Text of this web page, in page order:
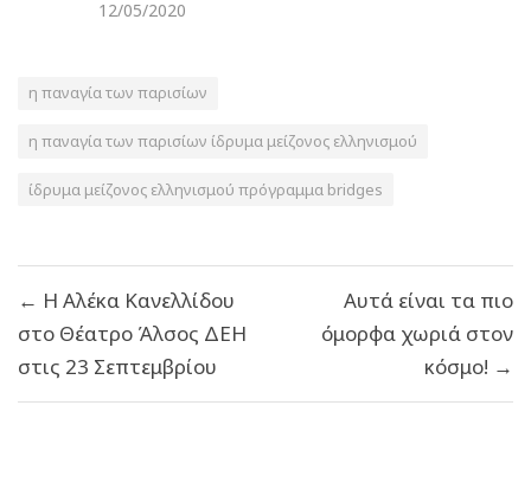
12/05/2020
η παναγία των παρισίων
η παναγία των παρισίων ίδρυμα μείζονος ελληνισμού
ίδρυμα μείζονος ελληνισμού πρόγραμμα bridges
άρθρων
← Η Αλέκα Κανελλίδου
στο Θέατρο Άλσος ΔΕΗ
στις 23 Σεπτεμβρίου
Αυτά είναι τα πιο
όμορφα χωριά στον
κόσμο! →